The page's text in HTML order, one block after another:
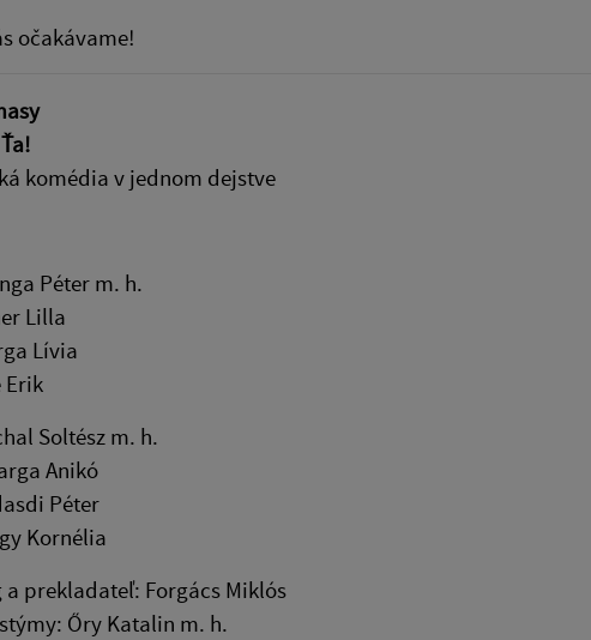
očakávame!
komédia v jednom dejstve
Péter m. h.
Lilla
Lívia
Erik
Soltész m. h.
Anikó
Péter
Kornélia
prekladateľ: Forgács Miklós
Őry Katalin m. h.